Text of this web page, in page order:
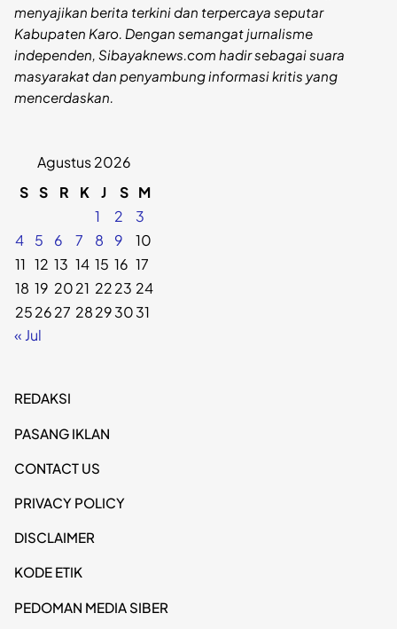
menyajikan berita terkini dan terpercaya seputar
Kabupaten Karo. Dengan semangat jurnalisme
independen, Sibayaknews.com hadir sebagai suara
masyarakat dan penyambung informasi kritis yang
mencerdaskan.
Agustus 2026
S S R K J S M
1
2
3
4
5 6 7 8 9
10
11 12 13 14 15 16 17
18 19 2021 2223 24
252627 28293031
« Jul
REDAKSI
PASANG IKLAN
CONTACT US
PRIVACY POLICY
DISCLAIMER
KODE ETIK
PEDOMAN MEDIA SIBER